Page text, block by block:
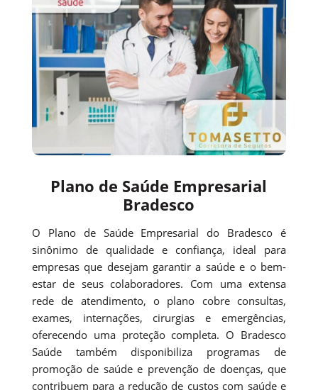
Plano de Saúde Empresarial
Bradesco
O Plano de Saúde Empresarial do Bradesco é
sinônimo de qualidade e confiança, ideal para
empresas que desejam garantir a saúde e o bem-
estar de seus colaboradores. Com uma extensa
rede de atendimento, o plano cobre consultas,
exames, internações, cirurgias e emergências,
oferecendo uma proteção completa. O Bradesco
Saúde também disponibiliza programas de
promoção de saúde e prevenção de doenças, que
contribuem para a redução de custos com saúde e